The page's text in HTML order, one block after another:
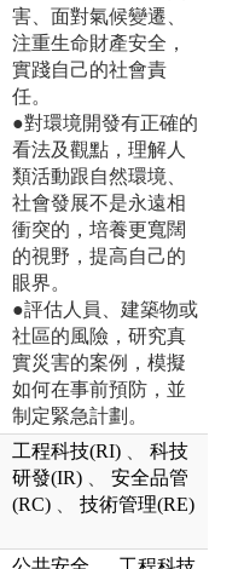
害、面對氣候變遷、
注重生命財產安全，
實踐自己的社會責
任。
●對環境開發有正確的
看法及觀點，理解人
類活動跟自然環境、
社會發展不是永遠相
衝突的，培養更寬闊
的視野，提高自己的
眼界。
●評估人員、建築物或
社區的風險，研究真
實災害的案例，模擬
如何在事前預防，並
制定緊急計劃。
工程科技(RI)
科技
研發(IR)
安全品管
(RC)
技術管理(RE)